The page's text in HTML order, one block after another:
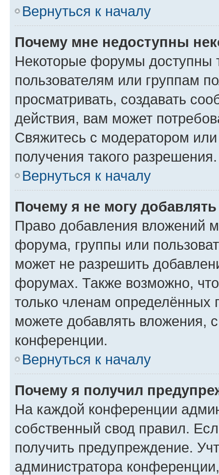
Вернуться к началу
Почему мне недоступны
Некоторые форумы доступны
пользователям или группам
просматривать, создавать
действия, вам может
Свяжитесь с модератором
получения такого разрешения.
Вернуться к началу
Почему я не могу
Право добавления вложений
форума, группы или
может не разрешить
форумах. Также возможно,
только членам определённых
можете добавлять вложения,
конференции.
Вернуться к началу
Почему я получил
На каждой конференции
собственный свод правил.
получить предупреждение.
администратора